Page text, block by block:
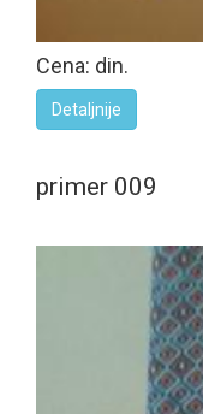
Cena: din.
Detaljnije
primer 009